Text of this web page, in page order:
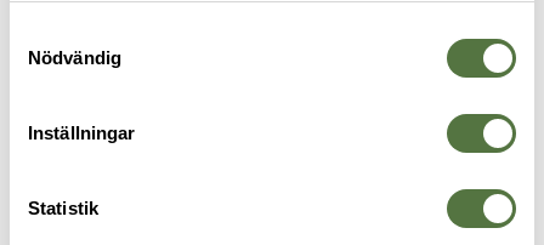
Nödvändig
Inställningar
Statistik
VAPENTILLBEHÖR